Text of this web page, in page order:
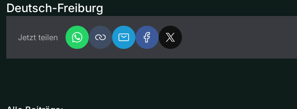
Deutsch-Freiburg
Jetzt teilen